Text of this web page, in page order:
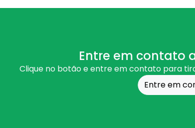
Entre em contato
Clique no botão e entre em contato para
Entre em